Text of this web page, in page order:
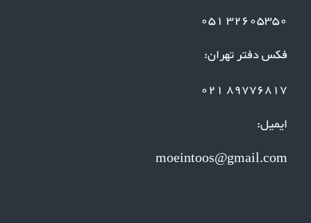
32605350 051
فکس دفتر تهران:
89776817 021
ایمیل:
moeintoos@gmail.com